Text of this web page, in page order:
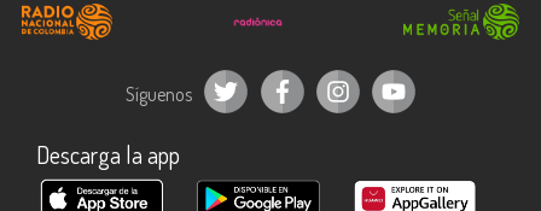
Síguenos
Descarga la app